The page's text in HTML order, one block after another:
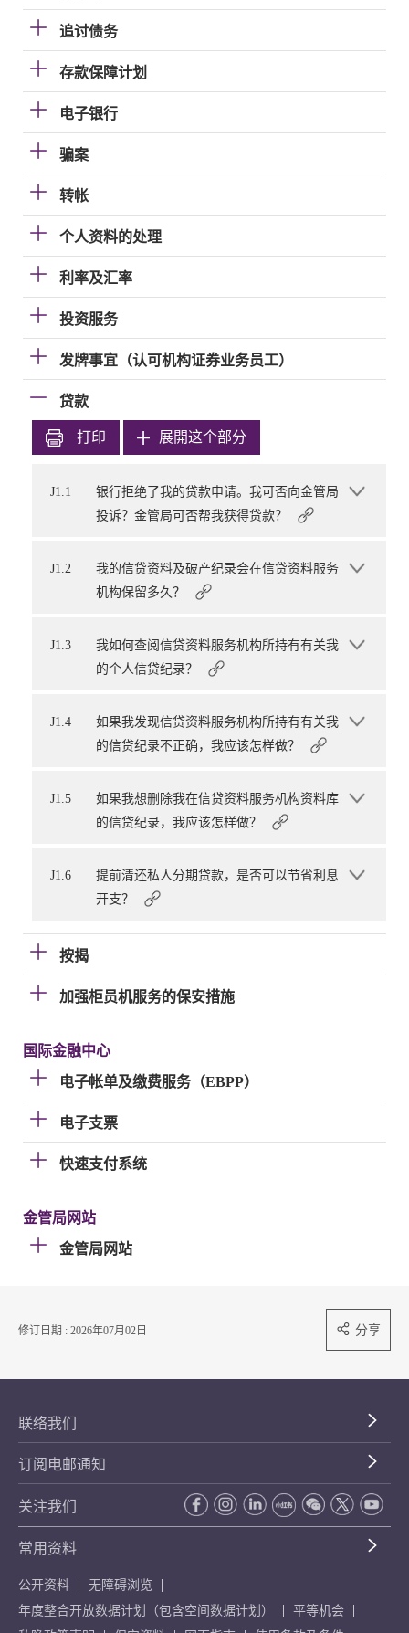
追讨债务
存款保障计划
电子银行
骗案
转帐
个人资料的处理
利率及汇率
投资服务
发牌事宜（认可机构证券业务员工）
贷款
打印 展開这个部分
J1.1
银行拒绝了我的贷款申请。我可否向金管局
投诉？金管局可否帮我获得贷款？
J1.2
我的信贷资料及破产纪录会在信贷资料服务
机构保留多久？
J1.3
我如何查阅信贷资料服务机构所持有有关我
的个人信贷纪录？
J1.4
如果我发现信贷资料服务机构所持有有关我
的信贷纪录不正确，我应该怎样做？
J1.5
如果我想删除我在信贷资料服务机构资料库
的信贷纪录，我应该怎样做？
J1.6
提前清还私人分期贷款，是否可以节省利息
开支？
按揭
加强柜员机服务的保安措施
国际金融中心
电子帐单及缴费服务（EBPP）
电子支票
快速支付系统
金管局网站
金管局网站
修订日期 : 2026年07月02日 分享
联络我们
订阅电邮通知
关注我们
常用资料
公开资料
无障碍浏览
年度整合开放数据计划（包含空间数据计划）
平等机会